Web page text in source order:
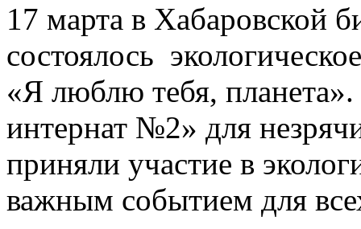
17 марта в Хабаровской
состоялось
«Я люблю тебя,
интернат №2» для
приняли участие в
важным событием для